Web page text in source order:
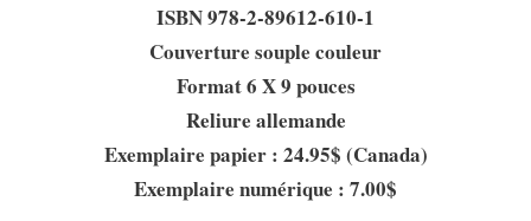
ISBN 978-2-89612-610-1
Couverture souple couleur
Format 6 X 9 pouces
Reliure allemande
Exemplaire papier : 24.95$ (Canada)
Exemplaire numérique : 7.00$